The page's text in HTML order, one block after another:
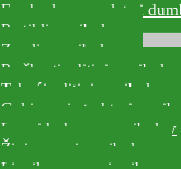
Feeder lovne pelete i
Partikli za ribolov
Zemlja za ribolov
Praškasti aditivi za ribolov
Tekući aditivi za ribolov
Gel i sprej atraktori za
Lovni kukuruz za ribolov
Živi mamci za ribolov